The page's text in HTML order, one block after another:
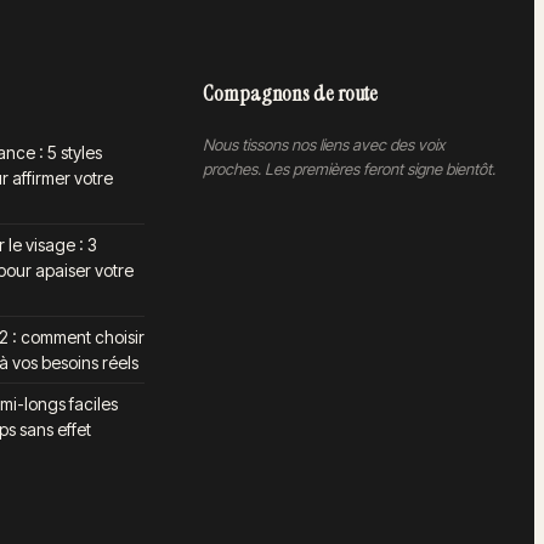
: 5 styles
affirmer votre
le visage : 3
apaiser votre
: comment choisir
vos besoins réels
longs faciles
sans effet
Compagnons de route
Nous tissons nos liens avec des voix
proches. Les premières feront signe bientôt.